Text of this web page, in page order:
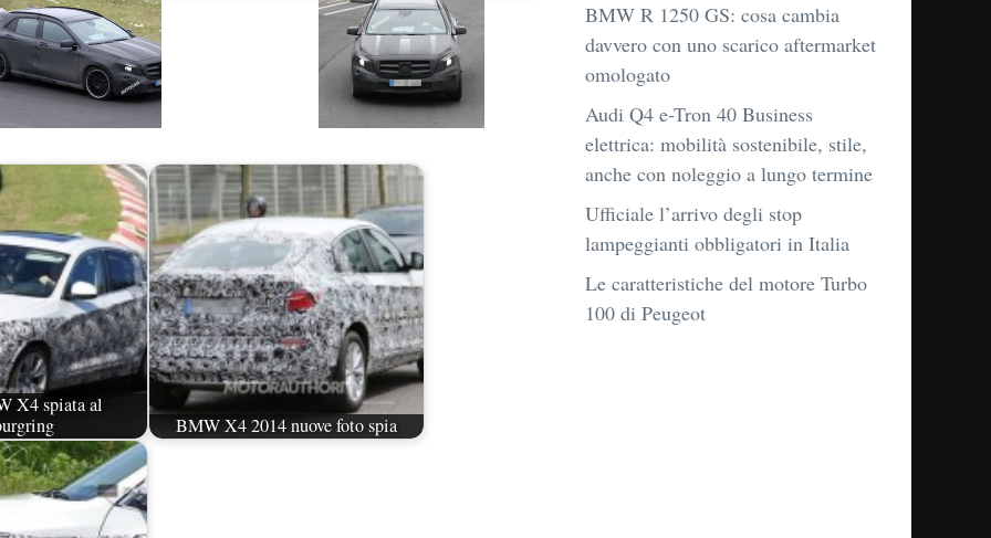
X4 spiata al
BMW X4 2014 nuove foto spia
BMW R 1250 GS: cosa cambia
davvero con uno scarico aftermarket
omologato
Audi Q4 e-Tron 40 Business
elettrica: mobilità sostenibile, stile,
anche con noleggio a lungo termine
Ufficiale l’arrivo degli stop
lampeggianti obbligatori in Italia
Le caratteristiche del motore Turbo
100 di Peugeot